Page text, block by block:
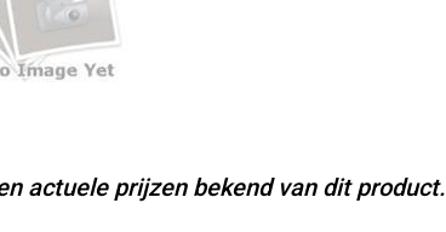
actuele prijzen bekend van dit product.